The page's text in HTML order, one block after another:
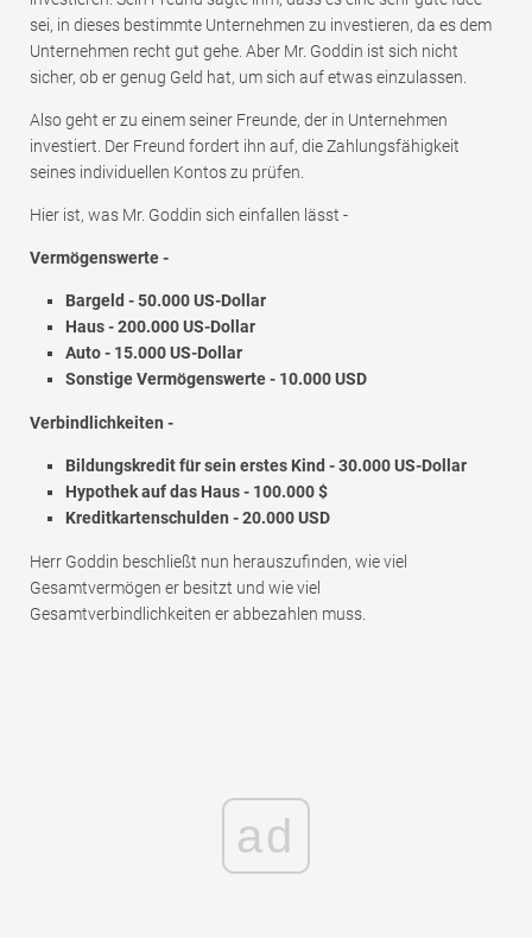
sei, in dieses bestimmte Unternehmen zu investieren, da es dem
Unternehmen recht gut gehe. Aber Mr. Goddin ist sich nicht
sicher, ob er genug Geld hat, um sich auf etwas einzulassen.
Also geht er zu einem seiner Freunde, der in Unternehmen
investiert. Der Freund fordert ihn auf, die Zahlungsfähigkeit
seines individuellen Kontos zu prüfen.
Hier ist, was Mr. Goddin sich einfallen lässt -
Vermögenswerte -
Bargeld - 50.000 US-Dollar
Haus - 200.000 US-Dollar
Auto - 15.000 US-Dollar
Sonstige Vermögenswerte - 10.000 USD
Verbindlichkeiten -
Bildungskredit für sein erstes Kind - 30.000 US-Dollar
Hypothek auf das Haus - 100.000 $
Kreditkartenschulden - 20.000 USD
Herr Goddin beschließt nun herauszufinden, wie viel
Gesamtvermögen er besitzt und wie viel
Gesamtverbindlichkeiten er abbezahlen muss.
ad